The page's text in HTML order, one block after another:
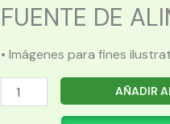
FUENTE DE
• Imágenes para fines
FUENTE
DE
AÑADIR